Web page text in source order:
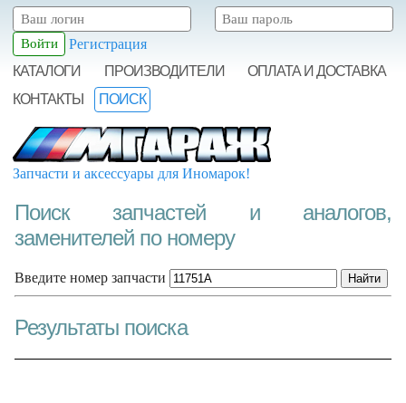
Регистрация
КАТАЛОГИ
ПРОИЗВОДИТЕЛИ
ОПЛАТА И ДОСТАВКА
КОНТАКТЫ
ПОИСК
Запчасти и аксессуары для Иномарок!
Поиск запчастей и аналогов,
заменителей по номеру
Введите номер запчасти
Результаты поиска